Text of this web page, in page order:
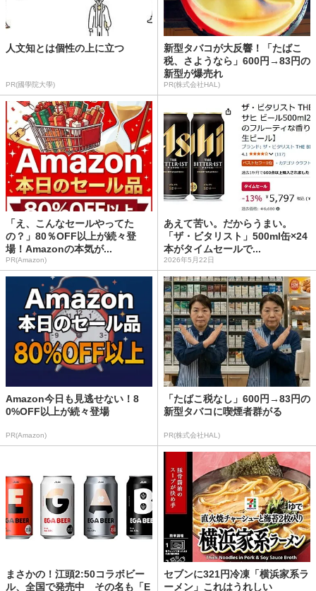
人文知とは個性の上に立つ
PR(國學院大學)
新型タバコが大反響！「たばこ
税、さようなら」600円→83円の
新型が爆売れ
PR(株式会社HAL)
「え、こんなセールやってた
の？」80％OFF以上が続々登
場！Amazonの本気が...
PR(Amazon)
あえて苦い。だからうまい。
「ザ・ビタリスト」500ml缶×24
本がタイムセールで...
2026年5月22日
Amazon今日も見逃せない！8
0%OFF以上が続々登場
PR(Amazon)
「たばこ税なし」600円→83円の
新型タバコに喫煙者群がる
PR(株式会社HAL)
まさかの！江頭2:50コラボビー
ル、全国で発売中 その名も「E
セブンに321円冷凍「横浜家系ラ
ーメン」これはうれしい